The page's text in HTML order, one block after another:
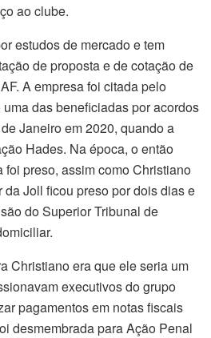
ao clube.
estudos de mercado e tem
de proposta e de cotação de
A empresa foi citada pelo
das beneficiadas por acordos
Janeiro em 2020, quando a
Hades. Na época, o então
preso, assim como Christiano
Joll ficou preso por dois dias e
do Superior Tribunal de
Christiano era que ele seria um
executivos do grupo
pagamentos em notas fiscais
desmembrada para Ação Penal